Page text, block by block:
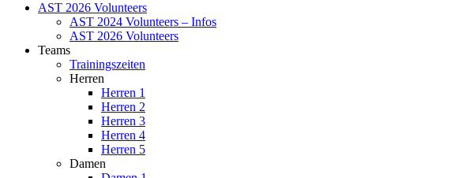
AST 2026 Volunteers
AST 2024 Volunteers – Infos
AST 2026 Volunteers
Teams
Trainingszeiten
Herren
Herren 1
Herren 2
Herren 3
Herren 4
Herren 5
Damen